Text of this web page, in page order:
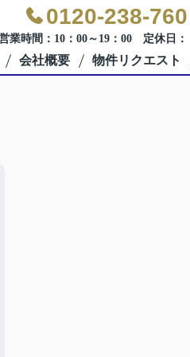
0120-238-760
業時間：10：00～19：00 定休日：
会社概要 物件リクエスト